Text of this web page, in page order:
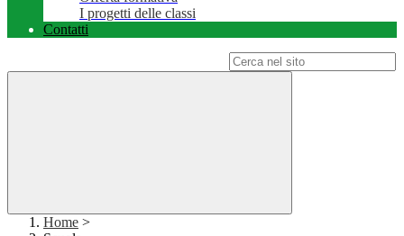
I progetti delle classi
Contatti
Home >